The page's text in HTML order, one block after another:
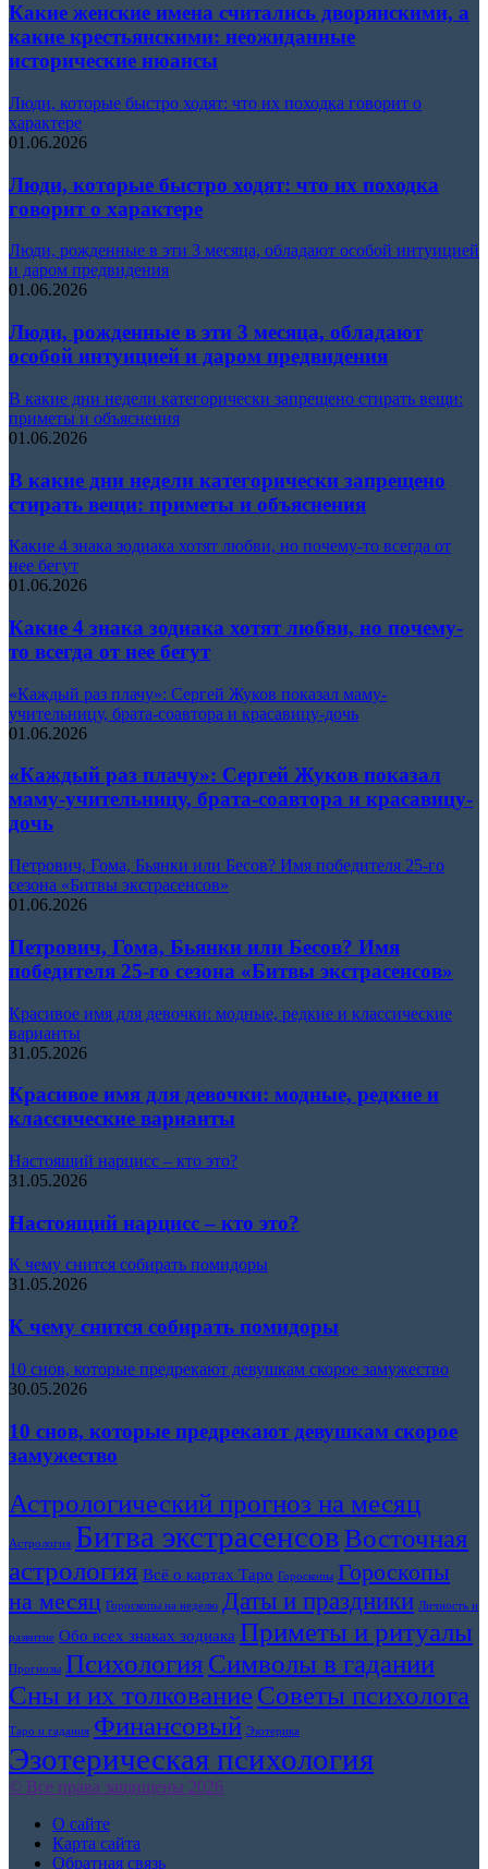
Какие женские имена считались дворянскими, а
какие крестьянскими: неожиданные
исторические нюансы
Люди, которые быстро ходят: что их походка говорит о
характере
01.06.2026
Люди, которые быстро ходят: что их походка
говорит о характере
Люди, рожденные в эти 3 месяца, обладают особой интуицией
и даром предвидения
01.06.2026
Люди, рожденные в эти 3 месяца, обладают
особой интуицией и даром предвидения
В какие дни недели категорически запрещено стирать вещи:
приметы и объяснения
01.06.2026
В какие дни недели категорически запрещено
стирать вещи: приметы и объяснения
Какие 4 знака зодиака хотят любви, но почему-то всегда от
нее бегут
01.06.2026
Какие 4 знака зодиака хотят любви, но почему-
то всегда от нее бегут
«Каждый раз плачу»: Сергей Жуков показал маму-
учительницу, брата-соавтора и красавицу-дочь
01.06.2026
«Каждый раз плачу»: Сергей Жуков показал
маму-учительницу, брата-соавтора и красавицу-
дочь
Петрович, Гома, Бьянки или Бесов? Имя победителя 25-го
сезона «Битвы экстрасенсов»
01.06.2026
Петрович, Гома, Бьянки или Бесов? Имя
победителя 25-го сезона «Битвы экстрасенсов»
Красивое имя для девочки: модные, редкие и классические
варианты
31.05.2026
Красивое имя для девочки: модные, редкие и
классические варианты
Настоящий нарцисс – кто это?
31.05.2026
Настоящий нарцисс – кто это?
К чему снится собирать помидоры
31.05.2026
К чему снится собирать помидоры
10 снов, которые предрекают девушкам скорое замужество
30.05.2026
10 снов, которые предрекают девушкам скорое
замужество
Астрологический прогноз на месяц
Астрология Битва экстрасенсовВосточная
астрология Всё о картах Таро Гороскопы Гороскопы
на месяц Гороскопы на неделю Даты и праздники Личность и
развитие Обо всех знаках зодиака Приметы и ритуалы
Прогнозы Психология Символы в гадании
Сны и их толкованиеСоветы психолога
Таро и гадания Финансовый Эзотерика
Эзотерическая психология
© Все права защищены 2026
О сайте
Карта сайта
Обратная связь